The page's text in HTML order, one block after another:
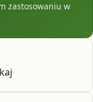
zastosowaniu w